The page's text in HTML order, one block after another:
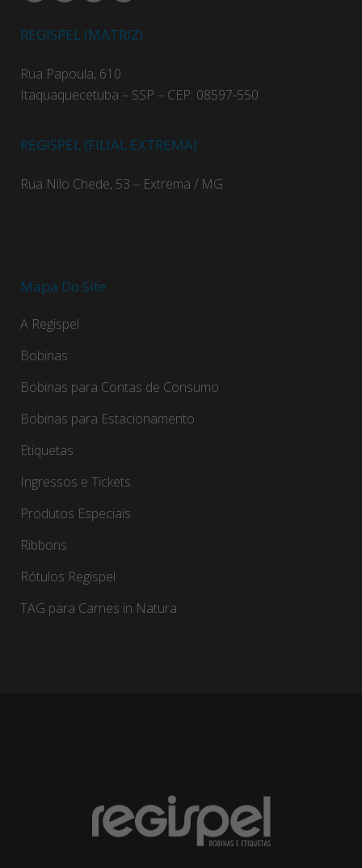
REGISPEL (MATRIZ)
Rua Papoula, 610
Itaquaquecetuba – SSP – CEP: 08597-550
REGISPEL (FILIAL EXTREMA)
Rua Nilo Chede, 53 – Extrema / MG
Mapa Do Site
A Regispel
Bobinas
Bobinas para Contas de Consumo
Bobinas para Estacionamento
Etiquetas
Ingressos e Tickets
Produtos Especiais
Ribbons
Rótulos Regispel
TAG para Carnes in Natura